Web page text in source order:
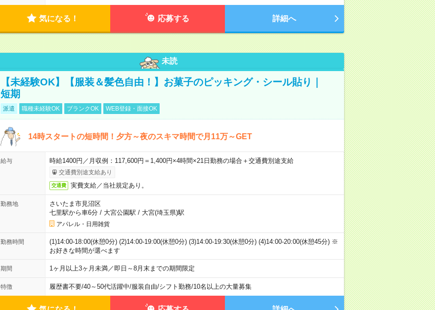
気になる！ 応募する 詳細へ
未読
【未経験OK】【服装＆髪色自由！】お菓子のピッキング・シール貼り｜
短期
派遣 職種未経験OK ブランクOK WEB登録・面接OK
14時スタートの短時間！夕方～夜のスキマ時間で月11万～GET
給与 時給1400円／月収例：117,600円＝1,400円×4時間×21日勤務の場合＋交通費別途支給
交通費別途支給あり
交通費 実費支給／当社規定あり。
勤務地
さいたま市見沼区
七里駅から車6分/ 大宮公園駅 / 大宮(埼玉県)駅
アパレル・日用雑貨
勤務時間
(1)14:00-18:00(休憩0分) (2)14:00-19:00(休憩0分) (3)14:00-19:30(休憩0分) (4)14:00-20:00(休憩45分) ※
お好きな時間が選べます
期間 1ヶ月以上3ヶ月未満／即日～8月末までの期間限定
特徴 履歴書不要/40～50代活躍中/服装自由/シフト勤務/10名以上の大量募集